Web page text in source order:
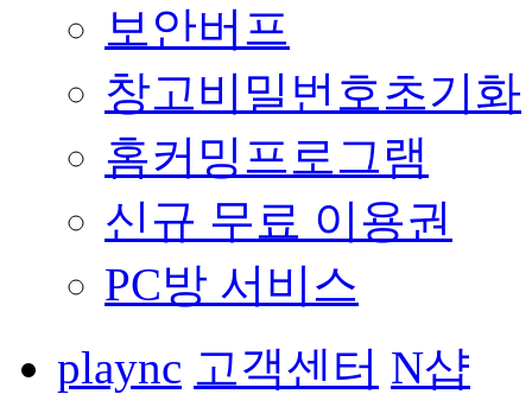
보안버프
창고비밀번호초기화
홈커밍프로그램
신규 무료 이용권
PC방 서비스
plaync 고객센터 N샵